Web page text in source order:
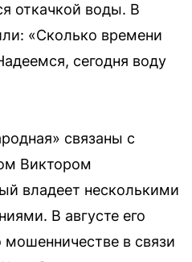
откачкой воды. В
«Сколько времени
сегодня воду
связаны с
Виктором
владеет несколькими
В августе его
в связи